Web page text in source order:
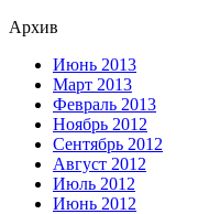
Архив
Июнь 2013
Март 2013
Февраль 2013
Ноябрь 2012
Сентябрь 2012
Август 2012
Июль 2012
Июнь 2012